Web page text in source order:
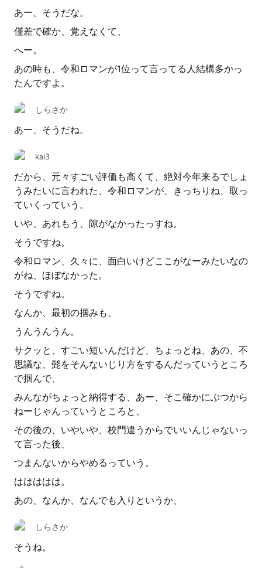
あー、そうだな。
僅差で確か、覚えなくて、
へー。
あの時も、令和ロマンが1位って言ってる人結構多かっ
たんですよ。
しらさか
あー、そうだね。
kai3
だから、元々すごい評価も高くて、絶対今年来るでしょ
うみたいに言われた、令和ロマンが、きっちりね、取っ
ていくっていう。
いや、あれもう、隙がなかったっすね。
そうですね。
令和ロマン、久々に、面白いけどここがなーみたいなの
がね、ほぼなかった。
そうですね。
なんか、最初の掴みも、
うんうんうん。
サクッと、すごい短いんだけど、ちょっとね、あの、不
思議な、髭をそんないじり方をするんだっていうところ
で掴んで、
みんながちょっと納得する、あー、そこ確かにぶつから
ねーじゃんっていうところと、
その後の、いやいや、校門違うからでいいんじゃないっ
て言った後、
つまんないからやめるっていう。
ははははは。
あの、なんか、なんでも入りというか、
しらさか
そうね。